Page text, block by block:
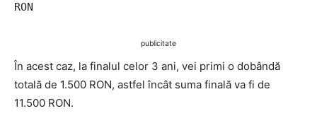
RON
publicitate
În acest caz, la finalul celor 3 ani, vei primi o dobândă
totală de 1.500 RON, astfel încât suma finală va fi de
11.500 RON.